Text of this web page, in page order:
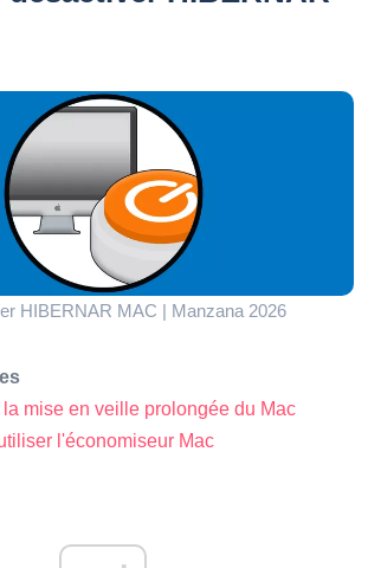
HIBERNAR MAC | Manzana 2026
mise en veille prolongée du Mac
l'économiseur Mac